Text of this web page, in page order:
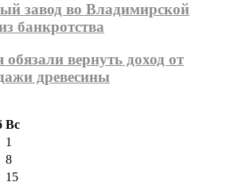
завод во Владимирской
банкротства
вернуть доход от
древесины
Вс
1
8
15